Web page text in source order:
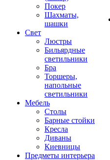
Покер
Шахматы,
шашки
Свет
Люстры
Бильярдные
светильники
Бра
Торшеры,
напольные
светильники
Мебель
Столы
Барные стойки
Кресла
Диваны
Киевницы
Предметы интерьера